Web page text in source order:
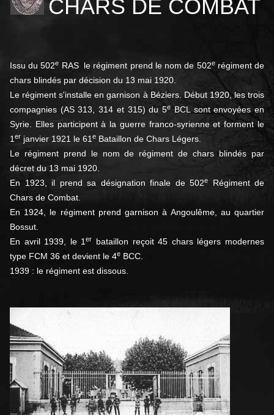
CHARS DE COMBAT
Issu du 502e RAS le régiment prend le nom de 502erégiment de
chars blindés par décision du 13 mai 1920
Le régiment s'installe en garnison à Béziers. Début 1920, les trois
compagnies (AS 313, 314 et 315) du 5eBCL sont envoyées en
Syrie. Elles participent à la guerre franco-syrienne et forment le
1 er janvier 1921 le 61 e Bataillon de Chars Légers
Le régiment prend le nom de régiment de chars blindés par
décret du 13 mai 1920
En 1923, il prend sa désignation finale de 502e
Régiment de
Chars de Combat
En 1924, le régiment prend garnison à Angoulême, au quartier
Bossut
En avril 1939, le 1er
bataillon reçoit 45 chars légers modernes
type FCM 36 et devient le 4e BCC.
1939 : le régiment est dissous.